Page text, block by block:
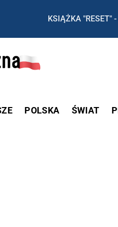
KSIĄŻKA "RESET"
POLSKA ŚWIAT